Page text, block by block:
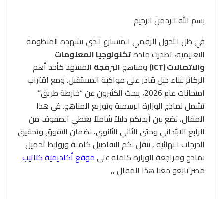
بسم الله الرحمن الرحيم
في ظل التحول الرقمي المتسارع الذي تشهده المنظومة
التعليمية، تصدرت مادةتكنولوجيا المعلومات
والاتصالات (ICT)
ومناهجالبرمجة المشهد كأحد أهم
الركائز لبناء جيل قادر على مواكبة المستقبل. ومع اقتراب
امتحانات عام 2026، يبحث الكثيرون عن “خارطة طريق”
تشمل نماذج الوزارة الرسمية وتوزيع المناهج. في هذا
المقال، نضع بين أيديكم دليلاً شاملاً يغطي الصفوف من
الرابع الابتدائي وحتى الثاني الثانوي، لضمان التفوق وتحقيق
الدرجات النهائية , ننقل لكم التفاصيل كاملة وروابط تحميل
نماذج ومراجعة الوزارة كاملة علىموقع أكاديمية كتاتيب
مصر تابعو معنا هذا المقال ,,